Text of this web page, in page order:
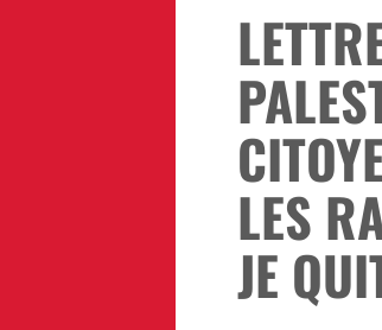
LES
JE